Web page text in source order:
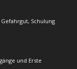
Schulung
und Erste